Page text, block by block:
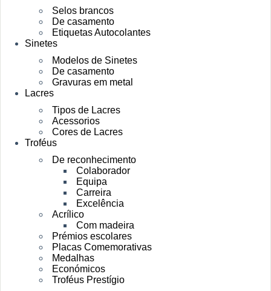
Selos brancos
De casamento
Etiquetas Autocolantes
Sinetes
Modelos de Sinetes
De casamento
Gravuras em metal
Lacres
Tipos de Lacres
Acessorios
Cores de Lacres
Troféus
De reconhecimento
Colaborador
Equipa
Carreira
Excelência
Acrílico
Com madeira
Prémios escolares
Placas Comemorativas
Medalhas
Económicos
Troféus Prestígio